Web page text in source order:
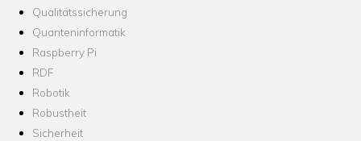
Qualitätssicherung
Quanteninformatik
Raspberry Pi
RDF
Robotik
Robustheit
Sicherheit